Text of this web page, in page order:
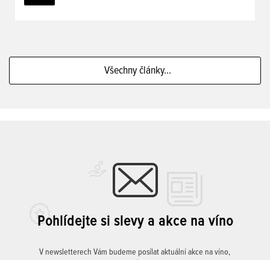
Všechny články...
Pohlídejte si slevy a akce na víno
V newsletterech Vám budeme posílat aktuální akce na víno,